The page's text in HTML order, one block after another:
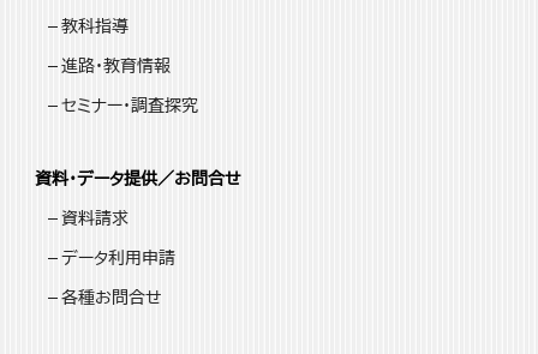
教科指導
進路・教育情報
セミナー・調査探究
資料・データ提供／お問合せ
資料請求
データ利用申請
各種お問合せ